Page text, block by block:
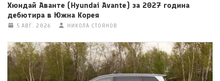
Хюндай Аванте (Hyundai Avante) за 2027 година
дебютира в Южна Корея
5 АВГ. 2026 НИКОЛА СТОЯНОВ